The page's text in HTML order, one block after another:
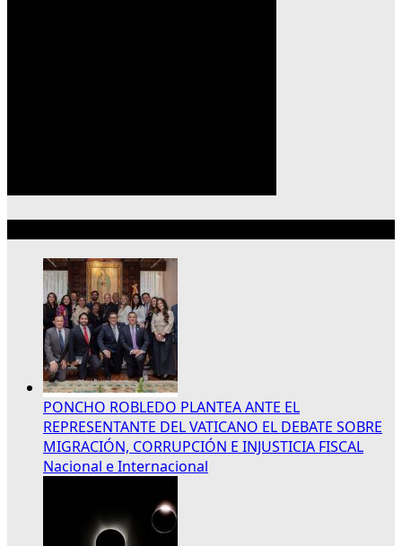
PONCHO ROBLEDO PLANTEA ANTE EL
REPRESENTANTE DEL VATICANO EL DEBATE SOBRE
MIGRACIÓN, CORRUPCIÓN E INJUSTICIA FISCAL
Nacional e Internacional